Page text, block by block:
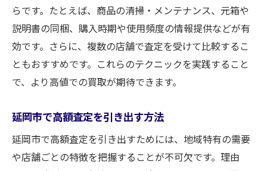
らです。たとえば、商品の清掃・メンテナンス、元箱や
説明書の同梱、購入時期や使用頻度の情報提供などが有
効です。さらに、複数の店舗で査定を受けて比較するこ
ともおすすめです。これらのテクニックを実践すること
で、より高値での買取が期待できます。
延岡市で高額査定を引き出す方法
延岡市で高額査定を引き出すためには、地域特有の需要
や店舗ごとの特徴を把握することが不可欠です。理由